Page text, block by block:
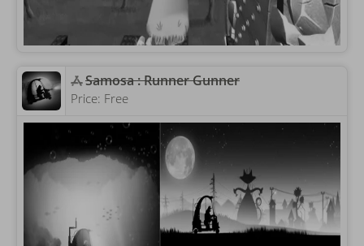
‎Samosa : Runner Gunner
Price: Free